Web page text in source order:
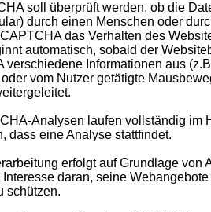
soll überprüft werden, ob die
durch einen Menschen oder
das Verhalten des
automatisch, sobald der
verschiedene Informationen aus
vom Nutzer getätigte
Analysen laufen vollständig im
dass eine Analyse stattfindet.
erfolgt auf Grundlage von
Interesse daran, seine
schützen.